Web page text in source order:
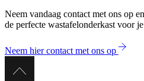
Neem vandaag contact met ons op
de perfecte wastafelonderkast voor
Neem hier contact met ons op